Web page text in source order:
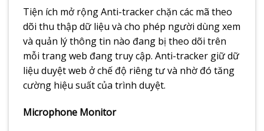
Tiện ích mở rộng Anti-tracker chặn các mã theo
dõi thu thập dữ liệu và cho phép người dùng xem
và quản lý thông tin nào đang bị theo dõi trên
mỗi trang web đang truy cập. Anti-tracker giữ dữ
liệu duyệt web ở chế độ riêng tư và nhờ đó tăng
cường hiệu suất của trình duyệt.
Microphone Monitor